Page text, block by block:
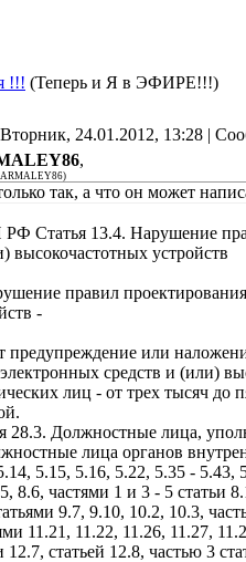
!!! (Теперь и Я в ЭФИРЕ!!!)
24.01.2012, 13:28 |
,
)
так, а что он может
Статья 13.4. Нарушение
высокочастотных устройств
правил
-
предупреждение или
средств и (или)
лиц - от трех тысяч до
28.3. Должностные лица,
лица органов
5.15, 5.16, 5.22, 5.35 - 5.43,
8.6, частями 1 и 3 - 5 статьи
9.7, 9.10, 10.2, 10.3,
11.21, 11.22, 11.26, 11.27,
12.7, статьей 12.8, частью 3